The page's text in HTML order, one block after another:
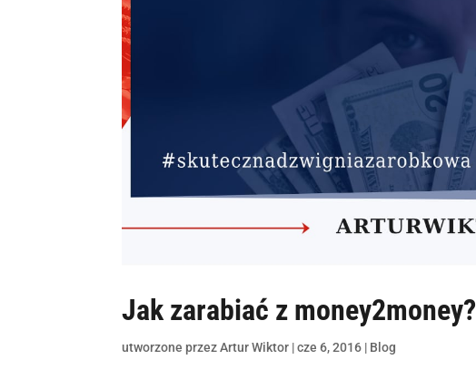
Jak zarabiać z money2money?
utworzone przezArtur Wiktor |cze 6, 2016 | Blog